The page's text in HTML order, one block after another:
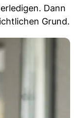
Dann
Grund.